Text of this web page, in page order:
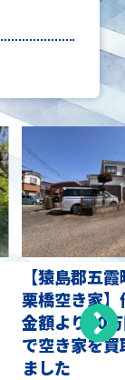
【猿島郡五
栗橋空き家
金額より50
で空き家を
ました